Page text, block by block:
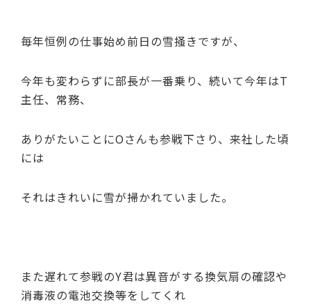
毎年恒例の仕事始め前日の雪掻きですが、
今年も変わらずに部長が一番乗り、続いて今年はT
主任、常務、
ありがたいことにOさんも参戦下さり、来社した頃
には
それはきれいに雪が掃かれていました。
また遅れて参戦のY君は異音がする換気扇の確認や
消毒液の電池交換等をしてくれ